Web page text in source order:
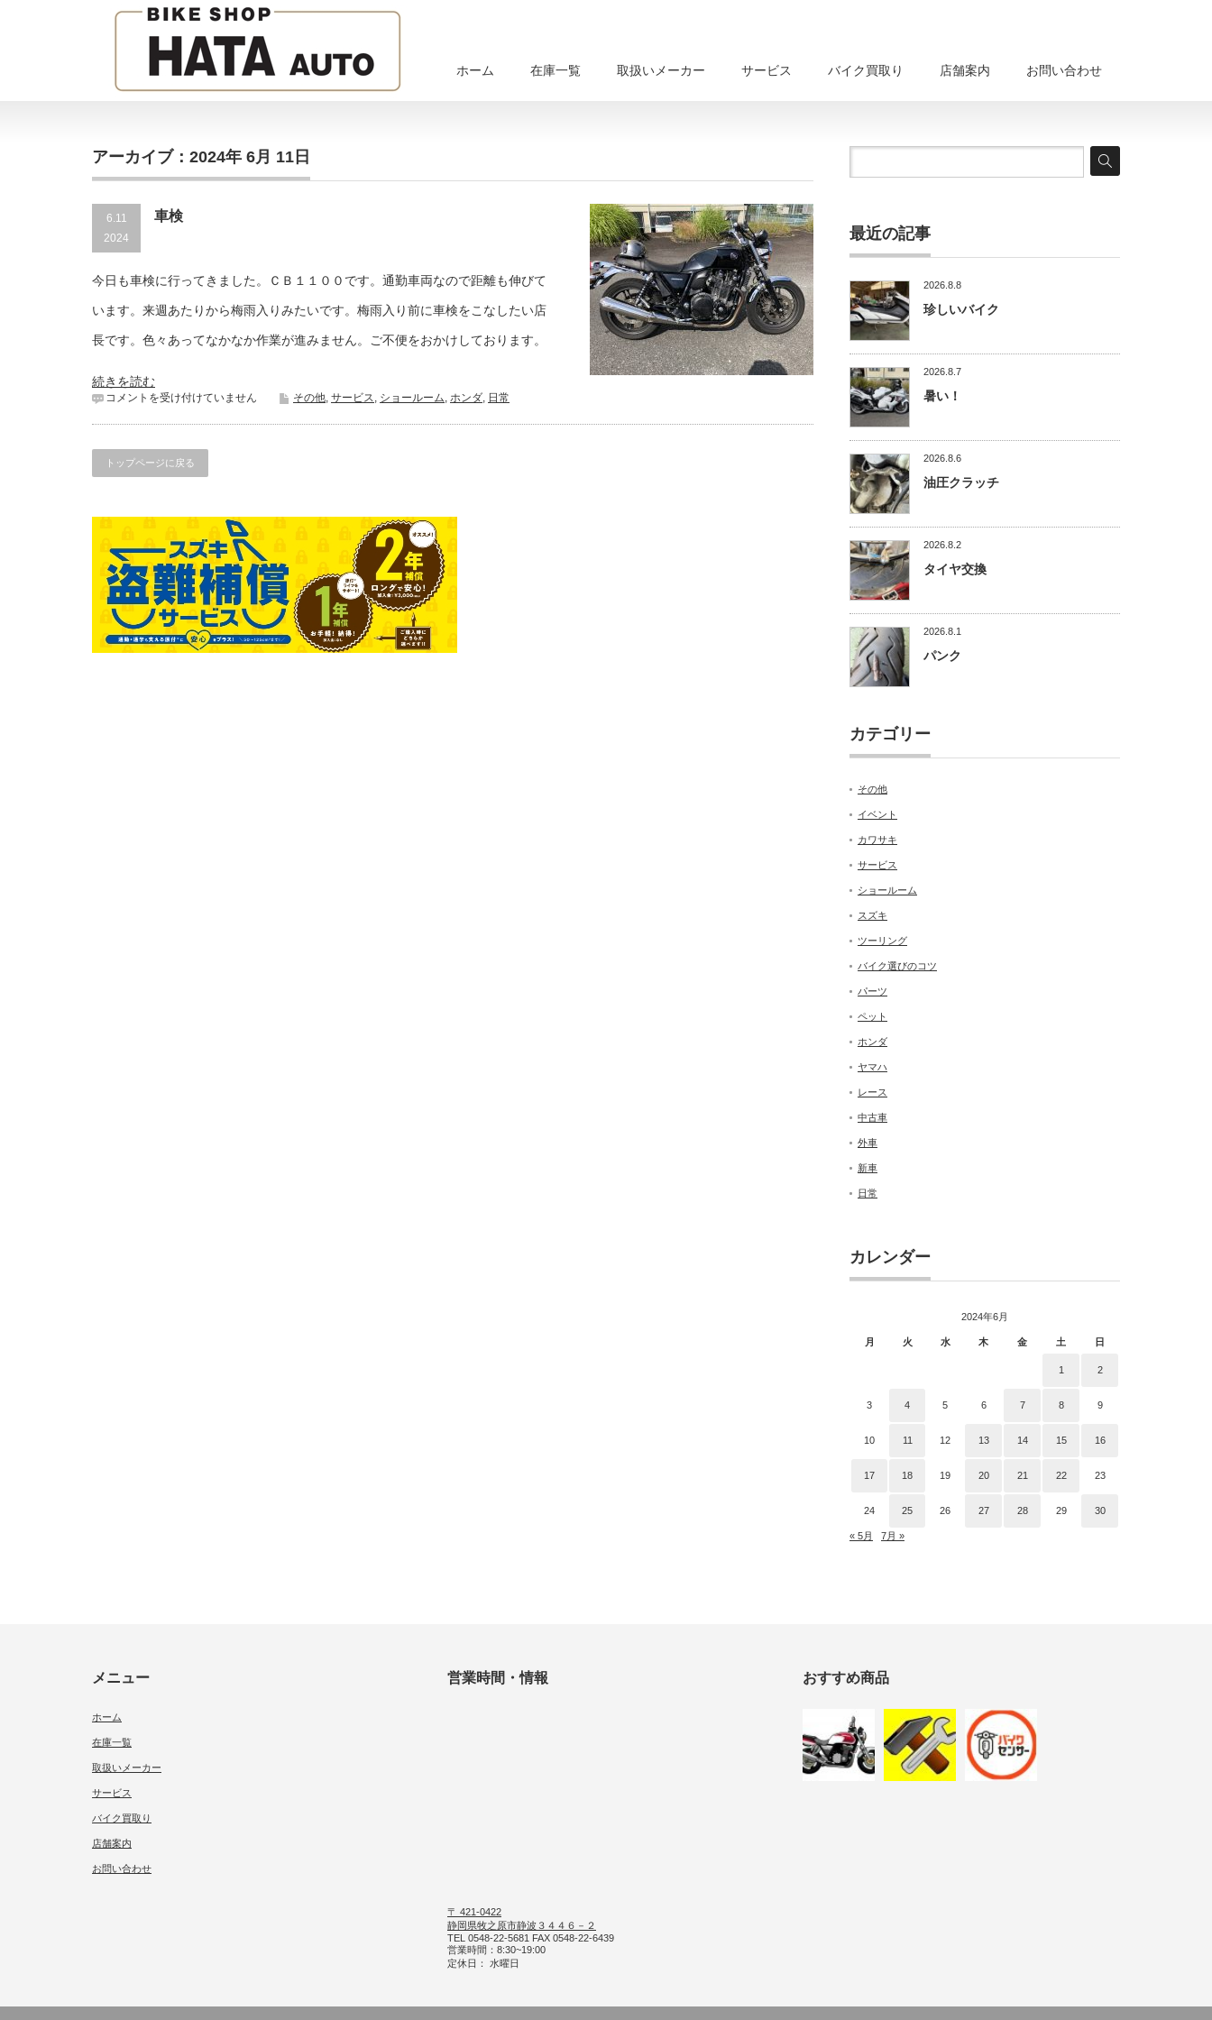
ホーム 在庫一覧 取扱いメーカー サービス バイク買取り 店舗案内 お問い合わせ
アーカイブ：2024年 6月 11日
6.11
2024
車検
今日も車検に行ってきました。ＣＢ１１００です。通勤車両なので距離も伸びて
います。来週あたりから梅雨入りみたいです。梅雨入り前に車検をこなしたい店
長です。色々あってなかなか作業が進みません。ご不便をおかけしております。
続きを読む
車
は
コメントを受け付けていません その他, サービス, ショールーム, ホンダ, 日常
トップページに戻る
最近の記事
2026.8.8
珍しいバイク
2026.8.7
暑い！
2026.8.6
油圧クラッチ
2026.8.2
タイヤ交換
2026.8.1
パンク
カテゴリー
その他
イベント
カワサキ
サービス
ショールーム
スズキ
ツーリング
バイク選びのコツ
パーツ
ペット
ホンダ
ヤマハ
レース
中古車
外車
新車
日常
カレンダー
2024年6月
月 火 水 木 金 土 日
1 2
3 4 5 6 7 8 9
10 11 12 13 14 15 16
17 18 19 20 21 22 23
24 25 26 27 28 29 30
« 5月 7月 »
メニュー
ホーム
在庫一覧
取扱いメーカー
サービス
バイク買取り
店舗案内
お問い合わせ
営業時間・情報
〒 421-0422
静岡県牧之原市静波３４４６－２
TEL 0548-22-5681 FAX 0548-22-6439
営業時間：8:30~19:00
定休日： 水曜日
おすすめ商品